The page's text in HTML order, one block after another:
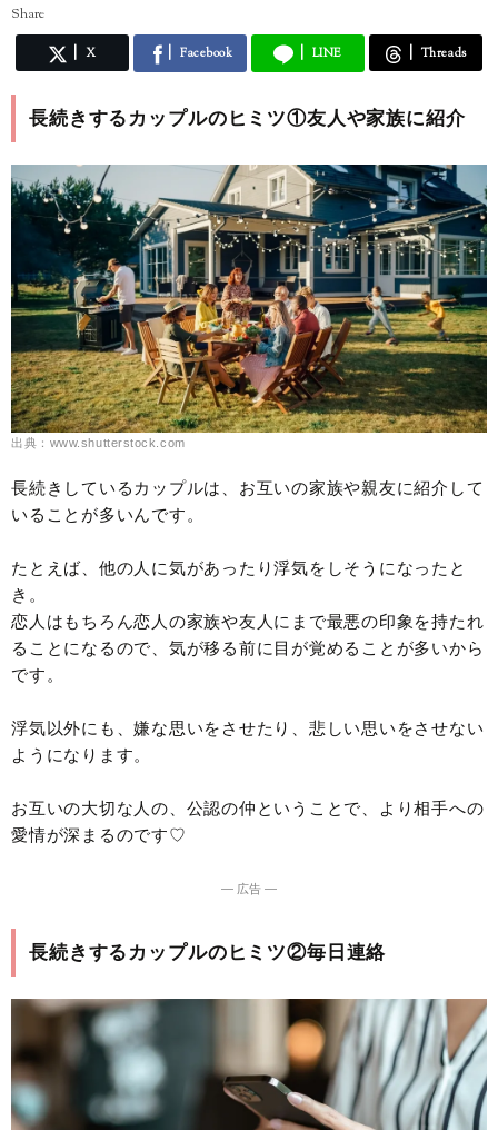
Share
X Facebook LINE Threads
長続きするカップルのヒミツ①友人や家族に紹介
出典：www.shutterstock.com
長続きしているカップルは、お互いの家族や親友に紹介して
いることが多いんです。
たとえば、他の人に気があったり浮気をしそうになったと
き。
恋人はもちろん恋人の家族や友人にまで最悪の印象を持たれ
ることになるので、気が移る前に目が覚めることが多いから
です。
浮気以外にも、嫌な思いをさせたり、悲しい思いをさせない
ようになります。
お互いの大切な人の、公認の仲ということで、より相手への
愛情が深まるのです♡
― 広告 ―
長続きするカップルのヒミツ②毎日連絡